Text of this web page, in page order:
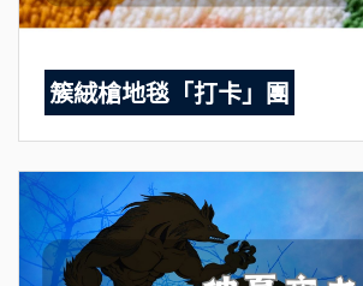
簇絨槍地毯「打卡」團